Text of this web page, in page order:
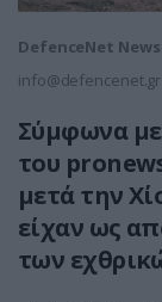
DefenceNet
info@defencenet.gr
Σύμφωνα
του
μετά την
είχαν ως
των